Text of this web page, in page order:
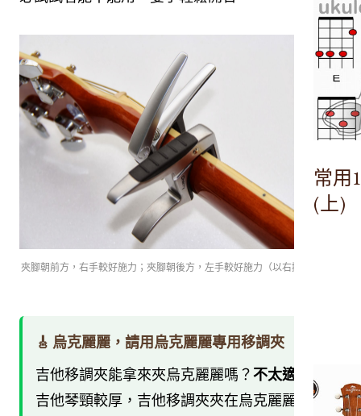
夾腳朝前方，右手較好施力；夾腳朝後方，左手較好施力（以右撇子來說）
🎸 烏克麗麗，請用烏克麗麗專用移調夾
吉他移調夾能拿來夾烏克麗麗嗎？不太適合。
吉他琴頸較厚，吉他移調夾夾在烏克麗麗上常
常用
(上)